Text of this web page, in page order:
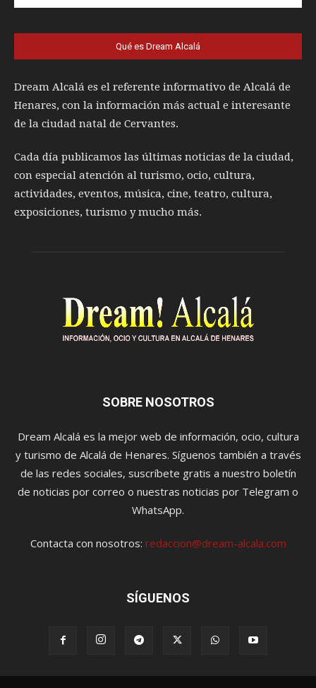
Qué es Dream Alcalá
Dream Alcalá es el referente informativo de Alcalá de
Henares, con la información más actual e interesante
de la ciudad natal de Cervantes.
Cada día publicamos las últimas noticias de la ciudad,
con especial atención al turismo, ocio, cultura,
actividades, eventos, música, cine, teatro, cultura,
exposiciones, turismo y mucho más.
SOBRE NOSOTROS
Dream Alcalá es la mejor web de información, ocio, cultura
y turismo de Alcalá de Henares. Síguenos también a través
de las redes sociales, suscríbete gratis a nuestro boletín
de noticias por correo o nuestras noticias por Telegram o
WhatsApp.
Contacta con nosotros: redaccion@dream-alcala.com
SÍGUENOS